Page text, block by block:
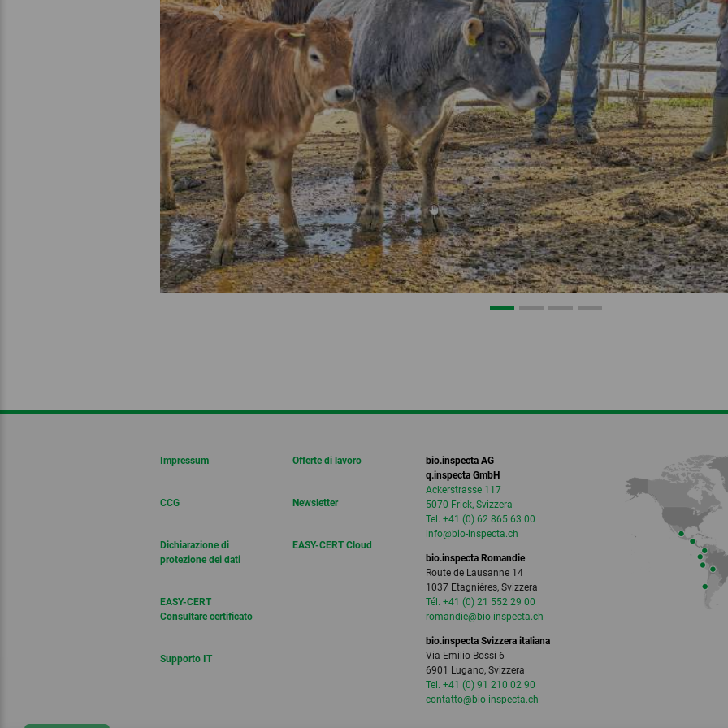
Previous
Impressum
CCG
Dichiarazione di
protezione dei dati
EASY-CERT
Consultare certificato
Supporto IT
Offerte di lavoro
Newsletter
EASY-CERT Cloud
bio.inspecta AG
q.inspecta GmbH
Ackerstrasse 117
5070 Frick, Svizzera
Tel. +41 (0) 62 865 63 00
info@bio-inspecta.ch
bio.inspecta Romandie
Route de Lausanne 14
1037 Etagnières, Svizzera
Tél. +41 (0) 21 552 29 00
romandie@bio-inspecta.ch
bio.inspecta Svizzera italiana
Via Emilio Bossi 6
6901 Lugano, Svizzera
Tel. +41 (0) 91 210 02 90
contatto@bio-inspecta.ch